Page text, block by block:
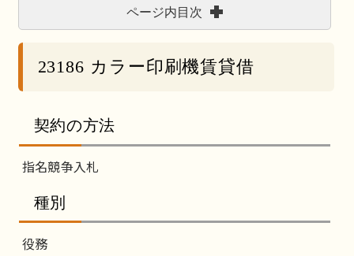
ページ内目次
23186 カラー印刷機賃貸借
契約の方法
指名競争入札
種別
役務